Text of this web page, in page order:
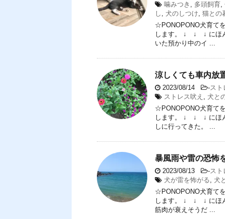
噛みつき , 多頭飼育,
し , 犬のしつけ, 猫との
☆PONOPONO犬育て
します。 ↓ ↓ ↓ にほ
いた預かり中のイ ...
涼しくても車内放
2023/08/14 -スト
ストレス吠え , 犬と
☆PONOPONO犬育て
します。 ↓ ↓ ↓ にほ
しに行ってきた。 ...
暴風雨や雷の恐怖
2023/08/13 -スト
犬が雷を怖がる, 犬
☆PONOPONO犬育て
します。 ↓ ↓ ↓ にほ
筋肉が衰えそうだ ...